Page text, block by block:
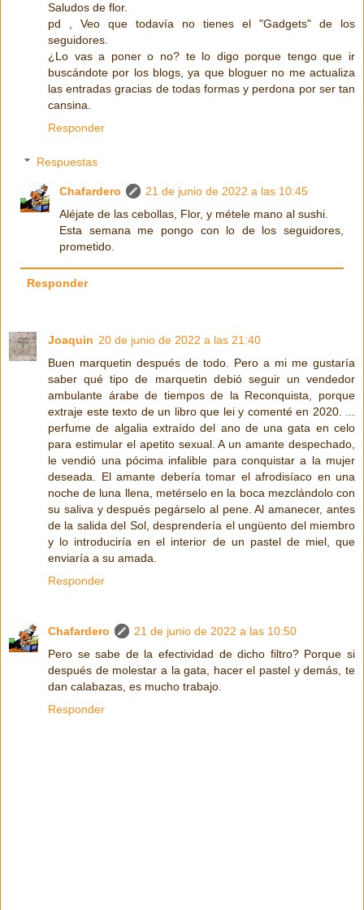
Saludos de flor.
pd , Veo que todavía no tienes el "Gadgets" de los
seguidores.
¿Lo vas a poner o no? te lo digo porque tengo que ir
buscándote por los blogs, ya que bloguer no me actualiza
las entradas gracias de todas formas y perdona por ser tan
cansina.
Responder
Respuestas
Chafardero
21 de junio de 2022 a las 10:45
Aléjate de las cebollas, Flor, y métele mano al sushi.
Esta semana me pongo con lo de los seguidores,
prometido.
Responder
Joaquin 20 de junio de 2022 a las 21:40
Buen marquetin después de todo. Pero a mi me gustaría
saber qué tipo de marquetin debió seguir un vendedor
ambulante árabe de tiempos de la Reconquista, porque
extraje este texto de un libro que lei y comenté en 2020. ...
perfume de algalia extraído del ano de una gata en celo
para estimular el apetito sexual. A un amante despechado,
le vendió una pócima infalible para conquistar a la mujer
deseada. El amante debería tomar el afrodisíaco en una
noche de luna llena, metérselo en la boca mezclándolo con
su saliva y después pegárselo al pene. Al amanecer, antes
de la salida del Sol, desprendería el ungüento del miembro
y lo introduciría en el interior de un pastel de miel, que
enviaría a su amada.
Responder
Chafardero
21 de junio de 2022 a las 10:50
Pero se sabe de la efectividad de dicho filtro? Porque si
después de molestar a la gata, hacer el pastel y demás, te
dan calabazas, es mucho trabajo.
Responder